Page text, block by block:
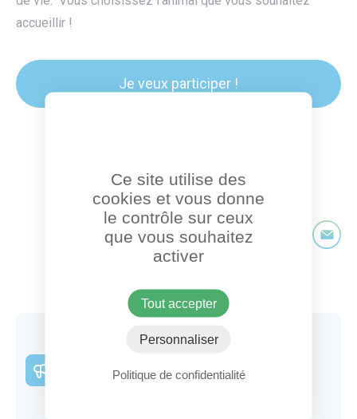
accueillir !
Je veux participer !
Partage
Vous faites partie d’une association, et
partager ?
Ce site utilise des
cookies et vous donne
le contrôle sur ceux
que vous souhaitez
activer
Tout accepter
Personnaliser
Politique de confidentialité